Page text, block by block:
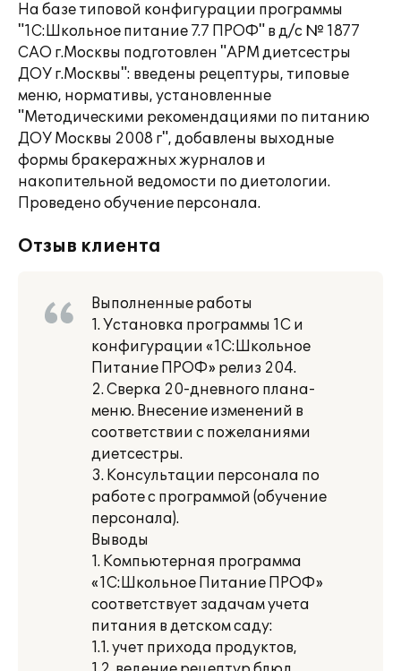
На базе типовой конфигурации программы
"1С:Школьное питание 7.7 ПРОФ" в д/с № 1877
САО г.Москвы подготовлен "АРМ диетсестры
ДОУ г.Москвы": введены рецептуры, типовые
меню, нормативы, установленные
"Методическими рекомендациями по питанию
ДОУ Москвы 2008 г", добавлены выходные
формы бракеражных журналов и
накопительной ведомости по диетологии.
Проведено обучение персонала.
Отзыв клиента
Выполненные работы
1. Установка программы 1С и
конфигурации «1С:Школьное
Питание ПРОФ» релиз 204.
2. Сверка 20-дневного плана-
меню. Внесение изменений в
соответствии с пожеланиями
диетсестры.
3. Консультации персонала по
работе с программой (обучение
персонала).
Выводы
1. Компьютерная программа
«1С:Школьное Питание ПРОФ»
соответствует задачам учета
питания в детском саду:
1.1. учет прихода продуктов,